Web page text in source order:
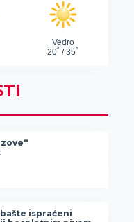
ispraćeni